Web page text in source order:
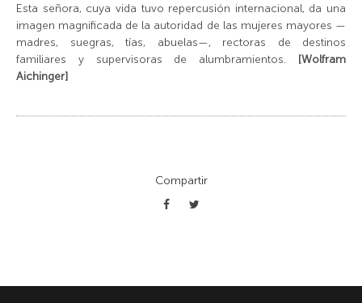
Esta señora, cuya vida tuvo repercusión internacional, da una
imagen magnificada de la autoridad de las mujeres mayores —
madres, suegras, tías, abuelas—, rectoras de destinos
familiares y supervisoras de alumbramientos. [Wolfram
Aichinger]
Compartir